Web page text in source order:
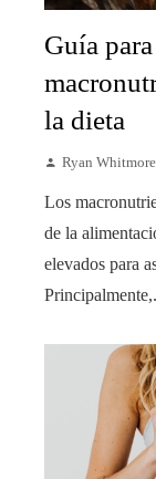
Guía
la dieta
Ryan Whitmore
Los
de la
elevados para